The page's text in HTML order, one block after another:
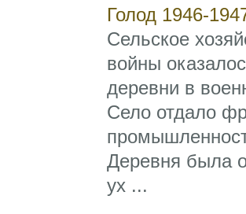
Голод 1946-
Сельское
войны
деревни в
Село отдало
Деревня была
ух ...